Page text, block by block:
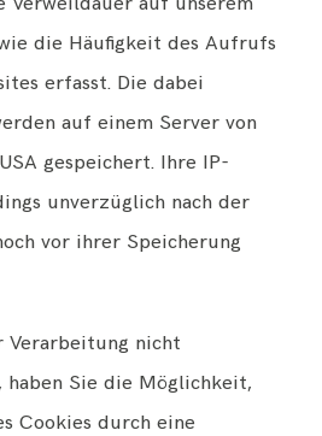
die Häufigkeit des Aufrufs
erfasst. Die dabei
auf einem Server von
gespeichert. Ihre IP-
unverzüglich nach der
vor ihrer Speicherung
Verarbeitung nicht
haben Sie die Möglichkeit,
Cookies durch eine